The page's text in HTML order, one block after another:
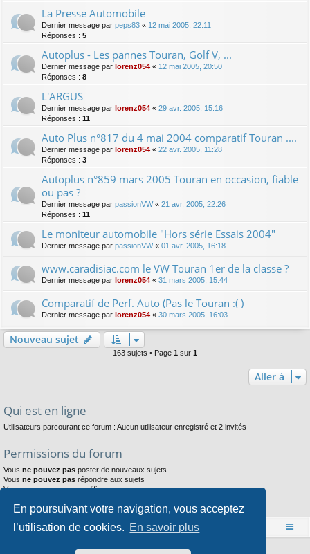
En poursuivant votre navigation, vous acceptez
l’utilisation de cookies. En savoir plus
La Presse Automobile
Dernier message par peps83 « 12 mai 2005, 22:11
Réponses : 5
Autoplus - Les pannes Touran, Golf V, ...
Dernier message par lorenz054 « 12 mai 2005, 20:50
Réponses : 8
L'ARGUS
Dernier message par lorenz054 « 29 avr. 2005, 15:16
Réponses : 11
Auto Plus n°817 du 4 mai 2004 comparatif Touran ....
Dernier message par lorenz054 « 22 avr. 2005, 11:28
Réponses : 3
Autoplus n°859 mars 2005 Touran en occasion, fiable
ou pas ?
Dernier message par passionVW« 21 avr. 2005, 22:26
Réponses : 11
Le moniteur automobile "Hors série Essais 2004"
Dernier message par passionVW« 01 avr. 2005, 16:18
www.caradisiac.com le VW Touran 1er de la classe ?
Dernier message par lorenz054 « 31 mars 2005, 15:44
Comparatif de Perf. Auto (Pas le Touran :( )
Dernier message par lorenz054 « 30 mars 2005, 16:03
Nouveau sujet
163 sujets • Page 1 sur 1
Aller à
Qui est en ligne
Utilisateurs parcourant ce forum : Aucun utilisateur enregistré et 2 invités
Permissions du forum
Vous ne pouvez pas poster de nouveaux sujets
Vous ne pouvez pas répondre aux sujets
Vousne pouvez pasmodifier vos messages
Vousne pouvez pasjoindre des fichiers
Accueil Index du forum
Développé parphpBB® Forum Software © phpBB Limited